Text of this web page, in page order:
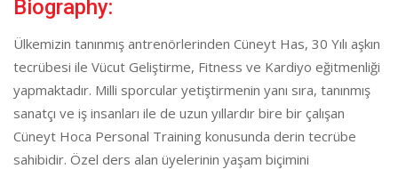
Biography:
Ülkemizin tanınmış antrenörlerinden Cüneyt Has, 30 Yılı aşkın
tecrübesi ile Vücut Geliştirme, Fitness ve Kardiyo eğitmenliği
yapmaktadır. Milli sporcular yetiştirmenin yanı sıra, tanınmış
sanatçı ve iş insanları ile de uzun yıllardır bire bir çalışan
Cüneyt Hoca Personal Training konusunda derin tecrübe
sahibidir. Özel ders alan üyelerinin yaşam biçimini